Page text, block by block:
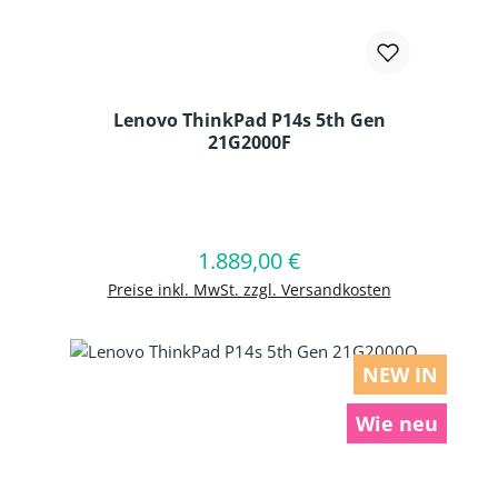
Lenovo ThinkPad P14s 5th Gen
21G2000F
Regulärer Preis:
1.889,00 €
Preise inkl. MwSt. zzgl. Versandkosten
In den Warenkorb
NEW IN
Wie neu